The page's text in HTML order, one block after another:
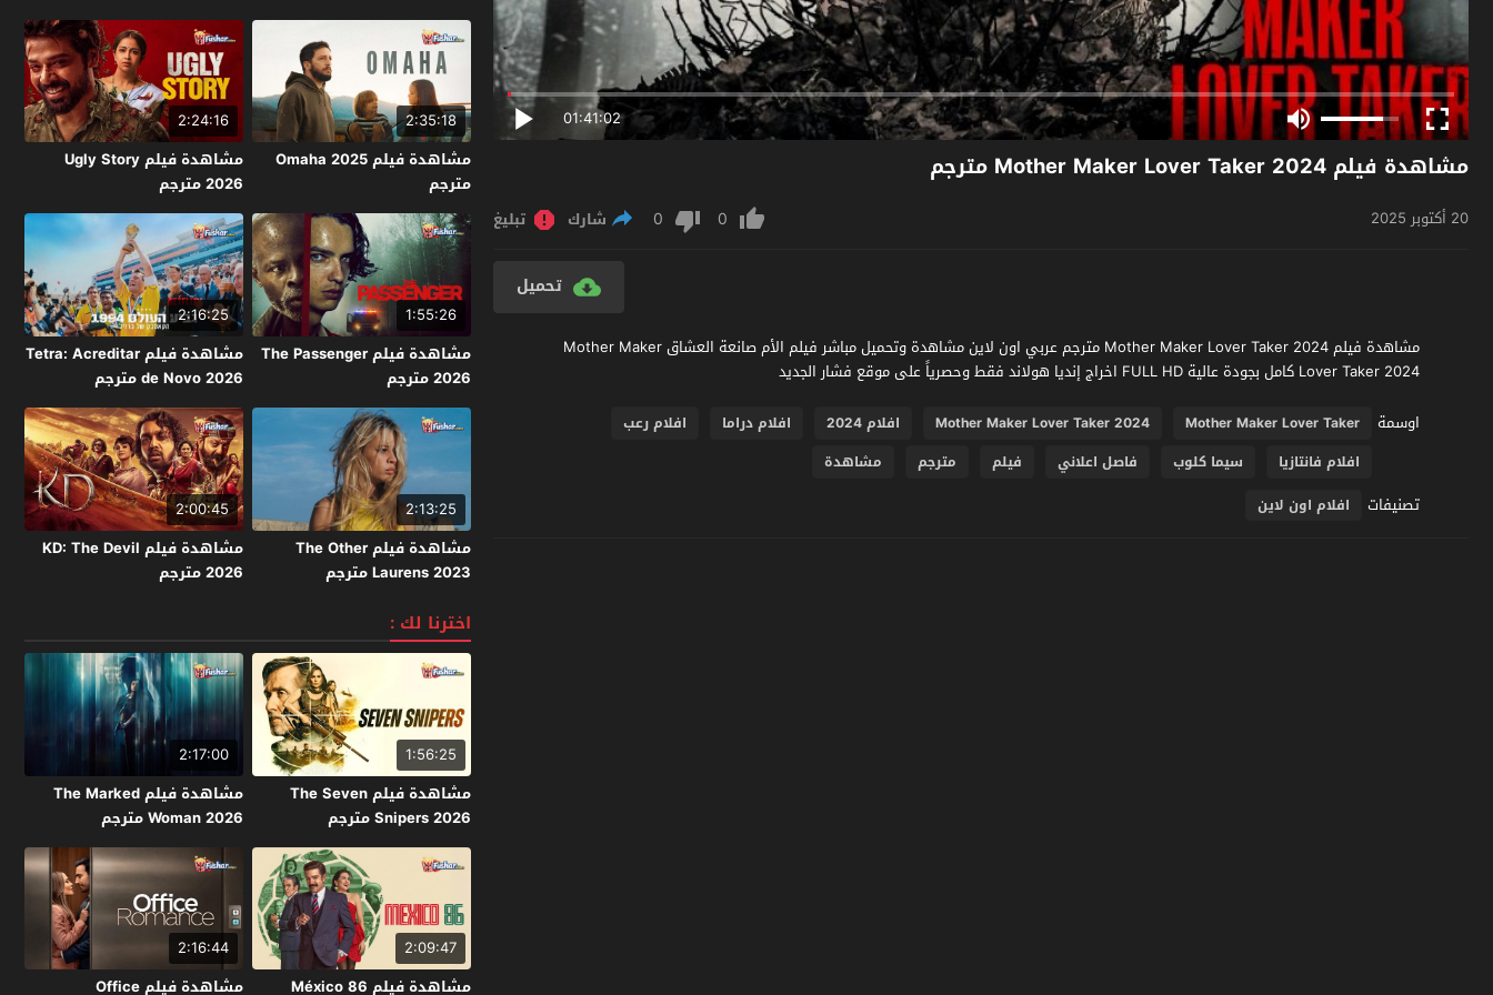
01:41:02
مشاهدة فيلم Mother Maker Lover Taker 2024 مترجم
20 أكتوبر 2025 0
0 شارك تبليغ
تحميل
مشاهدة فيلم Mother Maker Lover Taker 2024 مترجم عربي اون لاين مشاهدة وتحميل مباشر فيلم الأم صانعة العشاق Mother Maker
Lover Taker 2024 كامل بجودة عالية FULL HD اخراج إنديا هولاند فقط وحصرياً على موقع فشار الجديد
اوسمة
Mother Maker Lover Taker
Mother Maker Lover Taker 2024 افلام 2024 افلام دراما
افلام رعب
افلام فانتازيا
سيما كلوب فاصل اعلاني فيلم مترجم مشاهدة
تصنيفات افلام اون لاين
2:35:18
مشاهدة فيلم Omaha 2025
مترجم
2:24:16
مشاهدة فيلم Ugly Story
2026 مترجم
1:55:26
مشاهدة فيلم The Passenger
2026 مترجم
2:16:25
مشاهدة فيلم Tetra: Acreditar
de Novo 2026 مترجم
2:13:25
مشاهدة فيلم The Other
Laurens 2023 مترجم
2:00:45
مشاهدة فيلم KD: The Devil
2026 مترجم
اخترنا لك :
1:56:25
مشاهدة فيلم The Seven
Snipers 2026 مترجم
2:17:00
مشاهدة فيلم The Marked
Woman 2026 مترجم
2:09:47
مشاهدة فيلم México 86
2:16:44
مشاهدة فيلم Office